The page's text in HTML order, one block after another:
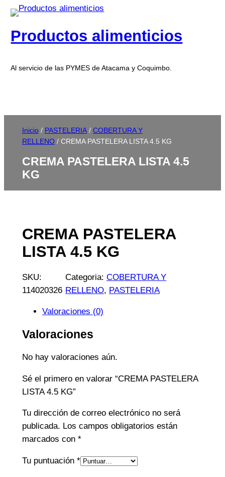
Productos alimenticios
Al servicio de las PYMES de Atacama y Coquimbo.
Inicio / PASTELERIA/ COBERTURA Y
RELLENO / CREMA PASTELERA LISTA 4.5 KG
CREMA PASTELERA LISTA 4.5
KG
CREMA PASTELERA
LISTA 4.5 KG
SKU:
114020326
Categoria:COBERTURA Y
RELLENO, PASTELERIA
Valoraciones (0)
Valoraciones
No hay valoraciones aún.
Sé el primero en valorar “CREMA PASTELERA
LISTA 4.5 KG”
Tu dirección de correo electrónico no será
publicada. Los campos obligatorios están
marcados con *
Tu puntuación *